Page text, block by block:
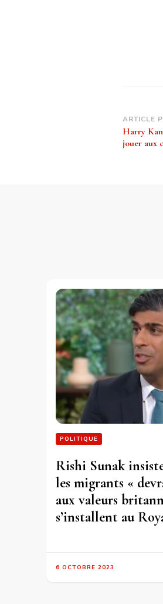
ARTICLE
Harry
jouer aux
POLITIQUE
Rishi Sunak
les migrants «
aux valeurs
s’installent au
6 OCTOBRE 2023